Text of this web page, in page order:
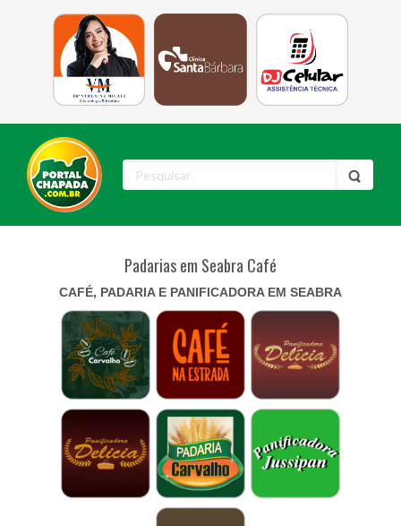
Padarias em Seabra Café
CAFÉ, PADARIA E PANIFICADORA EM SEABRA